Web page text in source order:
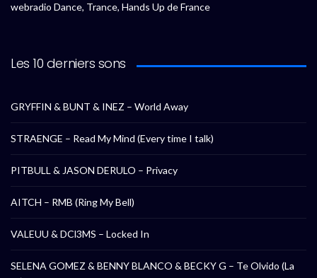
webradio Dance, Trance, Hands Up de France
Les 10 derniers sons
GRYFFIN & BUNT & INEZ – World Away
STRAENGE – Read My Mind (Every time I talk)
PITBULL & JASON DERULO – Privacy
AITCH – RMB (Ring My Bell)
VALEUU & DCl3MS – Locked In
SELENA GOMEZ & BENNY BLANCO & BECKY G – Te Olvido (La